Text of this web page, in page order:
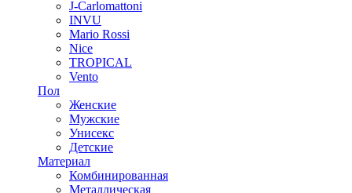
J-Carlomattoni
INVU
Mario Rossi
Nice
TROPICAL
Vento
Пол
Женские
Мужские
Унисекс
Детские
Материал
Комбинированная
Металлическая